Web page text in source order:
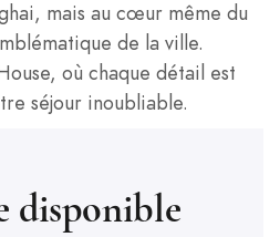
mais au cœur même du
de la ville.
où chaque détail est
séjour inoubliable.
disponible